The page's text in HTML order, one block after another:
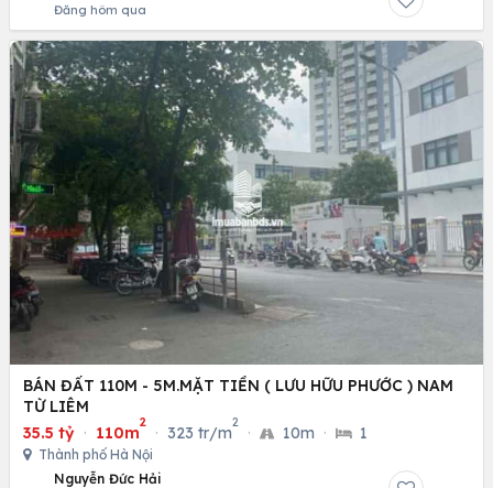
Đăng hôm qua
BÁN ĐẤT 110M - 5M.MẶT TIỀN ( LƯU HỮU PHƯỚC ) NAM
TỪ LIÊM
35.5 tỷ · 110m
2
· 323 tr/m
2
· 10m · 1
Thành phố Hà Nội
Nguyễn Đức Hải